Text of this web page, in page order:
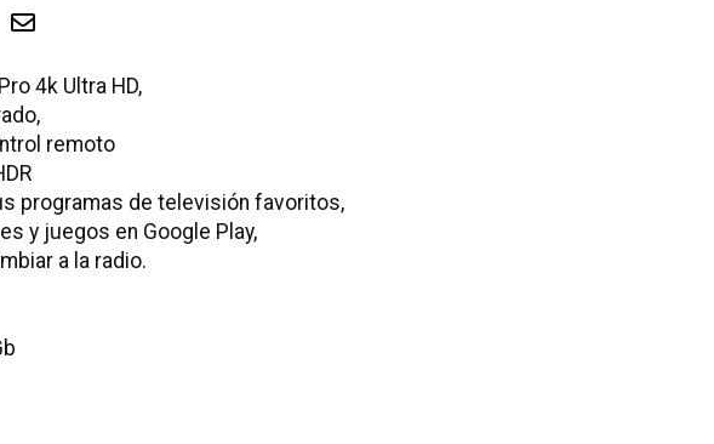
4k Ultra HD,
remoto
programas de televisión favoritos,
y juegos en Google Play,
a la radio.